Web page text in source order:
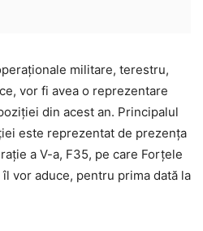
militare, terestru,
vor fi avea o reprezentare
din acest an. Principalul
este reprezentat de prezența
a V-a, F35, pe care Forțele
vor aduce, pentru prima dată la